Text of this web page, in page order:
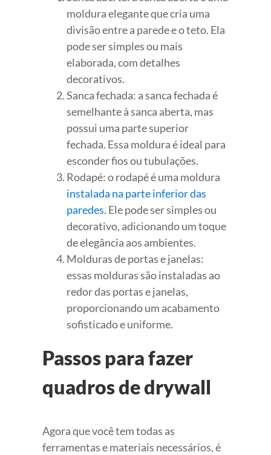
moldura elegante que cria uma
divisão entre a parede e o teto. Ela
pode ser simples ou mais
elaborada, com detalhes
decorativos.
Sanca fechada: a sanca fechada é
semelhante à sanca aberta, mas
possui uma parte superior
fechada. Essa moldura é ideal para
esconder fios ou tubulações.
Rodapé: o rodapé é uma moldura
instalada na parte inferior das
paredes. Ele pode ser simples ou
decorativo, adicionando um toque
de elegância aos ambientes.
Molduras de portas e janelas:
essas molduras são instaladas ao
redor das portas e janelas,
proporcionando um acabamento
sofisticado e uniforme.
Passos para fazer
quadros de drywall
Agora que você tem todas as
ferramentas e materiais necessários, é